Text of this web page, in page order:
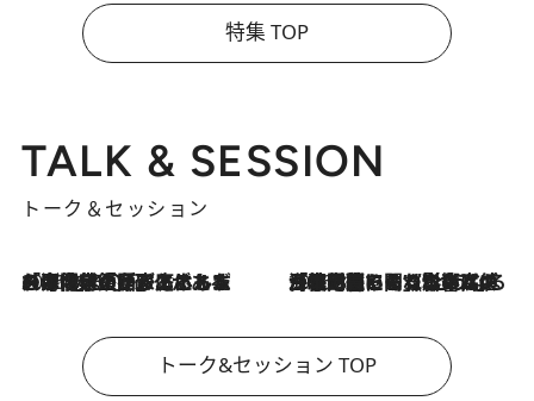
特集 TOP
TALK & SESSION
トーク＆セッション
2026.8.3
「今後値上げがあるとすれば…」「リスクがあるのは今年の冬」エネルギー専門家が語る、ホルムズ海峡封鎖が家庭にもたらす“ある心配” 2026.8.3
「住宅建てられない…」「サーチャージ料の高値が続いている」ホルムズ海峡封鎖による影響はいつまで続く？《エネルギー専門家に聞く“どうなる日本の暮らし”》
トーク&セッション TOP